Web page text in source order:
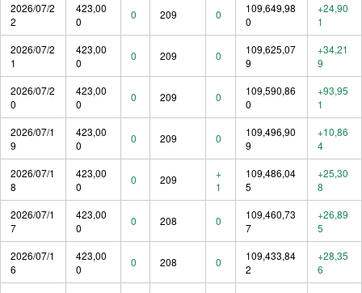
2026/07/2
2
423,00
0
0 209 0
109,649,98
0
+24,90
1
2026/07/2
1
423,00
0
0 209 0
109,625,07
9
+34,21
9
2026/07/2
0
423,00
0
0 209 0
109,590,86
0
+93,95
1
2026/07/1
9
423,00
0
0 209 0
109,496,90
9
+10,86
4
2026/07/1
8
423,00
0
0 209
+
1
109,486,04
5
+25,30
8
2026/07/1
7
423,00
0
0 208 0
109,460,73
7
+26,89
5
2026/07/1
6
423,00
0
0 208 0
109,433,84
2
+28,35
6